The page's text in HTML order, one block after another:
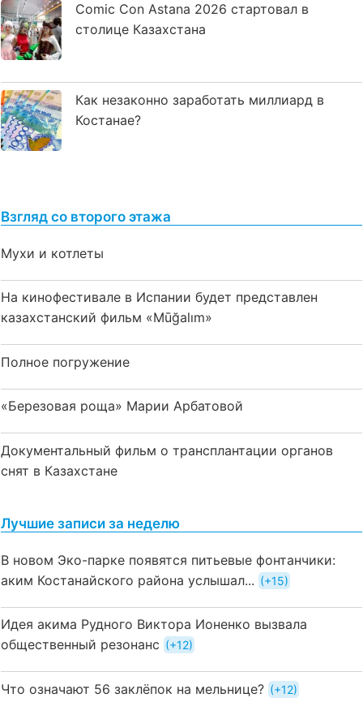
Comic Con Astana 2026 стартовал в
столице Казахстана
Как незаконно заработать миллиард в
Костанае?
Взгляд со второго этажа
Мухи и котлеты
На кинофестивале в Испании будет представлен
казахстанский фильм «Mūğalım»
Полное погружение
«Березовая роща» Марии Арбатовой
Документальный фильм о трансплантации органов
снят в Казахстане
Лучшие записи за неделю
В новом Эко-парке появятся питьевые фонтанчики:
аким Костанайского района услышал...
+15
Идея акима Рудного Виктора Ионенко вызвала
общественный резонанс
+12
Что означают 56 заклёпок на мельнице? +12